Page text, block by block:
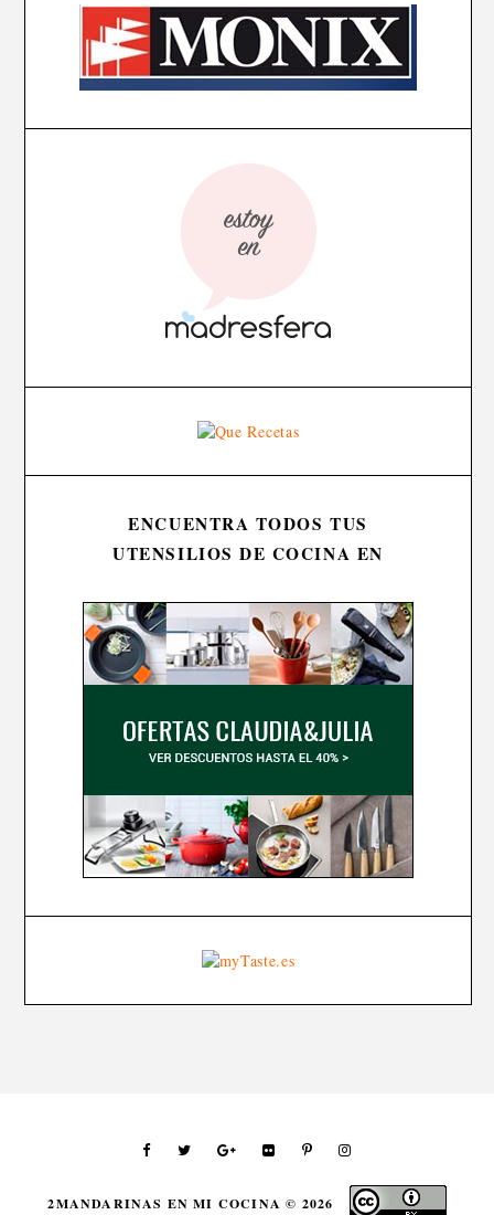
ENCUENTRA TODOS TUS
UTENSILIOS DE COCINA EN
2MANDARINAS EN MI COCINA © 2026